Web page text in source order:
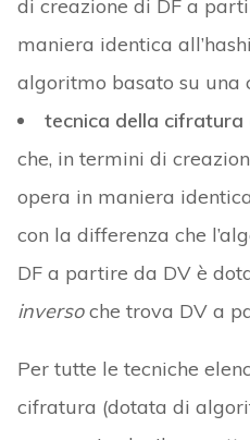
di creazione di DF a
maniera identica
algoritmo basato su una
tecnica della cifratura
che, in termini di
opera in maniera
con la differenza che
DF a partire da DV è
inversoche trova DV a
Per tutte le tecniche
cifratura (dotata di